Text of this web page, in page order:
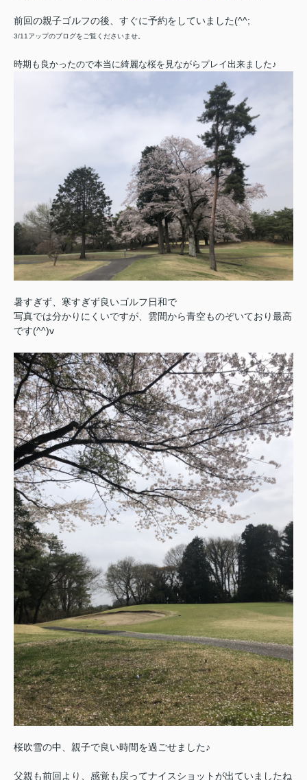
前回の親子ゴルフの後、すぐに予約をしていました(^^;
3/11アップのブログをご覧くださいませ。
時期も良かったので本当に綺麗な桜を見ながらプレイ出来ました♪
暑すぎず、寒すぎず良いゴルフ日和で
写真では分かりにくいですが、雲間から青空ものぞいており最高
です(^^)v
桜吹雪の中、親子で良い時間を過ごせました♪
父親も前回より、感覚も戻ってナイスショットが出ていましたね